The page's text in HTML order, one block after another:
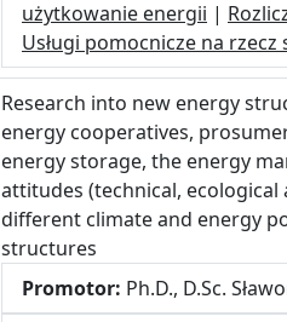
użytkowanie energii |
Usługi pomocnicze na rzecz
Research into new energy
energy cooperatives,
energy storage, the energy
attitudes (technical,
different climate and energy
structures
Promotor: Ph.D., D.Sc.